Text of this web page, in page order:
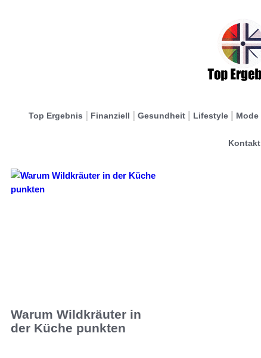
Top Ergebnis Finanziell Gesundheit Lifestyle Mode
Kontakt
Warum Wildkräuter in
der Küche punkten